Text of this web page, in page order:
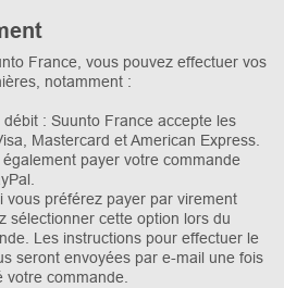
France, vous pouvez effectuer vos
notamment :
: Suunto France accepte les
Mastercard et American Express.
payer votre commande
vous préférez payer par virement
sélectionner cette option lors du
Les instructions pour effectuer le
seront envoyées par e-mail une fois
votre commande.